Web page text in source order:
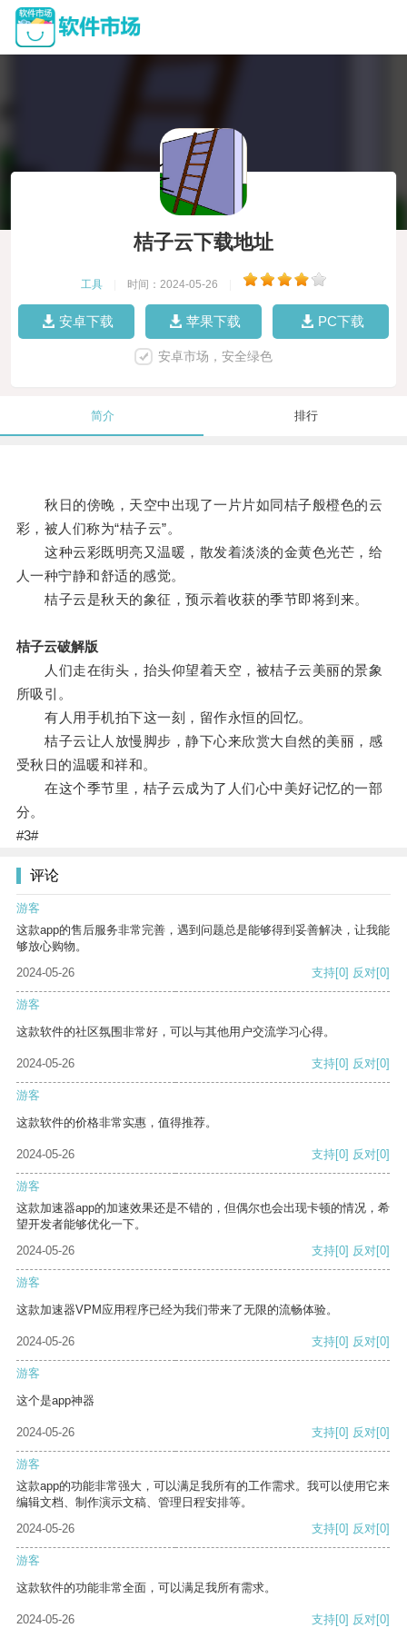
桔子云下载地址
工具 时间：2024-05-26
安卓下载 苹果下载 PC下载
安卓市场，安全绿色
简介 排行
秋日的傍晚，天空中出现了一片片如同桔子般橙色的云
彩，被人们称为“桔子云”。
这种云彩既明亮又温暖，散发着淡淡的金黄色光芒，给
人一种宁静和舒适的感觉。
桔子云是秋天的象征，预示着收获的季节即将到来。
桔子云破解版
人们走在街头，抬头仰望着天空，被桔子云美丽的景象
所吸引。
有人用手机拍下这一刻，留作永恒的回忆。
桔子云让人放慢脚步，静下心来欣赏大自然的美丽，感
受秋日的温暖和祥和。
在这个季节里，桔子云成为了人们心中美好记忆的一部
分。
#3#
评论
游客
这款app的售后服务非常完善，遇到问题总是能够得到妥善解决，让我能
够放心购物。
2024-05-26
支持[0] 反对[0]
游客
这款软件的社区氛围非常好，可以与其他用户交流学习心得。
2024-05-26 支持[0] 反对[0]
游客
这款软件的价格非常实惠，值得推荐。
2024-05-26 支持[0] 反对[0]
游客
这款加速器app的加速效果还是不错的，但偶尔也会出现卡顿的情况，希
望开发者能够优化一下。
2024-05-26
支持[0] 反对[0]
游客
这款加速器VPM应用程序已经为我们带来了无限的流畅体验。
2024-05-26 支持[0] 反对[0]
游客
这个是app神器
2024-05-26 支持[0] 反对[0]
游客
这款app的功能非常强大，可以满足我所有的工作需求。我可以使用它来
编辑文档、制作演示文稿、管理日程安排等。
2024-05-26
支持[0] 反对[0]
游客
这款软件的功能非常全面，可以满足我所有需求。
2024-05-26 支持[0] 反对[0]